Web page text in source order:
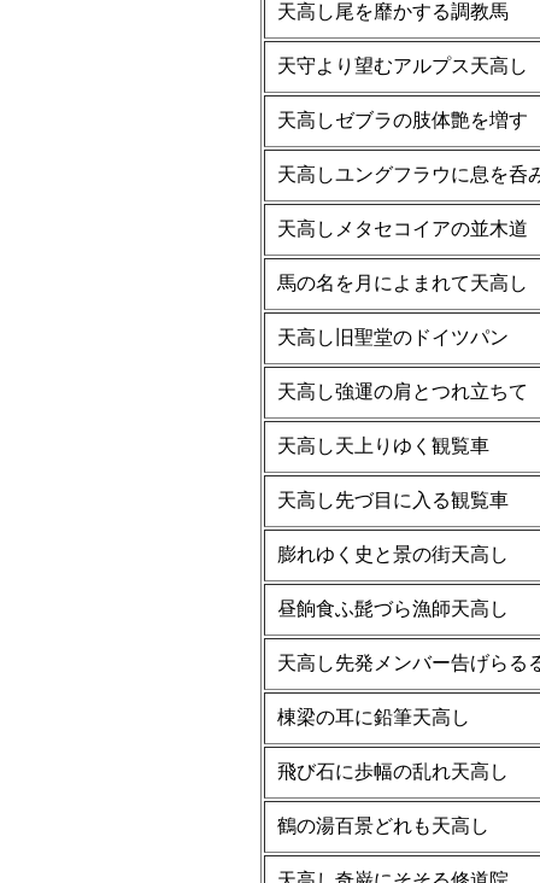
天高し尾を靡かする調教馬
天守より望むアルプス天高し
天高しゼブラの肢体艶を増す
天高しユングフラウに息を呑
天高しメタセコイアの並木道
馬の名を月によまれて天高し
天高し旧聖堂のドイツパン
天高し強運の肩とつれ立ちて
天高し天上りゆく観覧車
天高し先づ目に入る観覧車
膨れゆく史と景の街天高し
昼餉食ふ髭づら漁師天高し
天高し先発メンバー告げらる
棟梁の耳に鉛筆天高し
飛び石に歩幅の乱れ天高し
鶴の湯百景どれも天高し